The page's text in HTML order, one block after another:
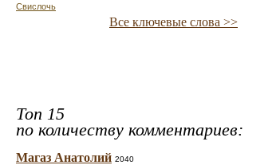
Свислочь
Все ключевые слова >>
Топ 15
по количеству комментариев:
Магаз Анатолий 2040